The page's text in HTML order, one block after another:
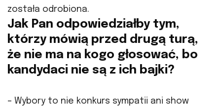
została odrobiona.
Jak Pan odpowiedziałby tym,
którzy mówią przed drugą turą,
że nie ma na kogo głosować, bo
kandydaci nie są z ich bajki?
– Wybory to nie konkurs sympatii ani show